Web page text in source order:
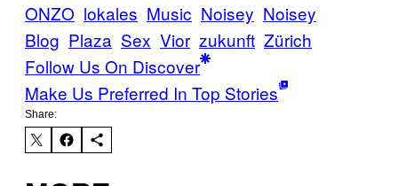
ONZO lokales Music Noisey Noisey
Blog Plaza Sex Vior zukunft Zürich
Follow Us On Discover
Make Us Preferred In Top Stories
Share: